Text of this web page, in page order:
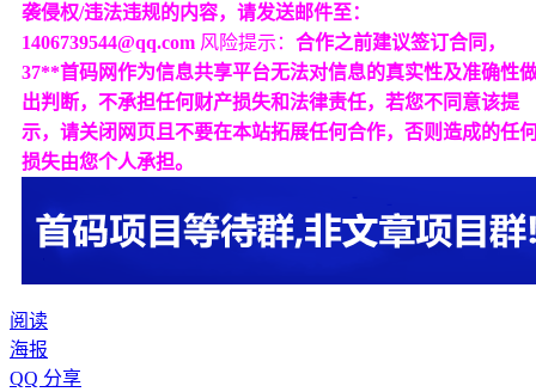
袭侵权/违法违规的内容，请发送邮件至：
1406739544@qq.com 风险提示： 合作之前建议签订合同，
37**首码网作为信息共享平台无法对信息的真实性及准确性
出判断，不承担任何财产损失和法律责任，若您不同意该提
示，请关闭网页且不要在本站拓展任何合作，否则造成的任
损失由您个人承担。
阅读
海报
QQ 分享